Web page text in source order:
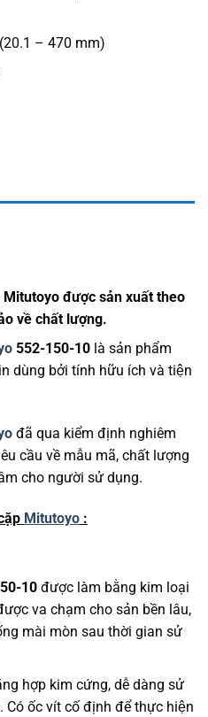
– 470 mm)
được sản xuất theo
về chất lượng.
552-150-10 là sản phẩm
dùng bởi tính hữu ích và tiện
đã qua kiểm định nghiêm
cầu về mẫu mã, chất lượng
cho người sử dụng.
Mitutoyo :
10 được làm bằng kim loại
va chạm cho sản bền lâu,
mài mòn sau thời gian sử
hợp kim cứng, dễ dàng sử
Có ốc vít cố định để thực hiện